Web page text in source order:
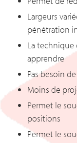
Largeurs
pénétration
La technique
apprendre
Pas besoin
Moins de
Permet le
positions
Permet le